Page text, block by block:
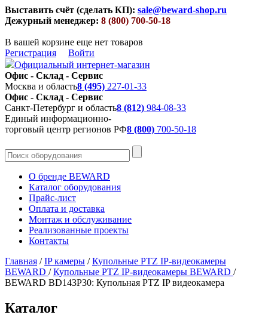
Выставить счёт (сделать КП): sale@beward-shop.ru
Дежурный менеджер: 8 (800) 700-50-18
В вашей корзине еще нет товаров
Регистрация
Войти
Официальный интернет-магазин
Офис - Склад - Сервис
Москва и область8 (495) 227-01-33
Офис - Склад - Сервис
Санкт-Петербург и область8 (812) 984-08-33
Единый информационно-
торговый центр регионов РФ8 (800) 700-50-18
О бренде BEWARD
Каталог оборудования
Прайс-лист
Оплата и доставка
Монтаж и обслуживание
Реализованные проекты
Контакты
Главная /IP камеры /Купольные PTZ IP-видеокамеры
BEWARD /Купольные PTZ IP-видеокамеры BEWARD /
BEWARD BD143P30: Купольная PTZ IP видеокамера
Каталог